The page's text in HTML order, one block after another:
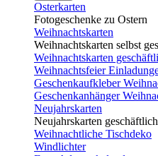
Osterkarten
Fotogeschenke zu Ostern
Weihnachtskarten
Weihnachtskarten selbst
Weihnachtskarten
Weihnachtsfeier
Geschenkaufkleber
Geschenkanhänger
Neujahrskarten
Neujahrskarten geschäftlich
Weihnachtliche Tischdeko
Windlichter